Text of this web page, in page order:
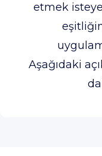
etmek
Aşağıdaki